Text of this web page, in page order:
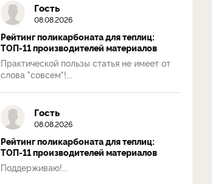
Гость
08.08.2026
Рейтинг поликарбоната для теплиц:
ТОП-11 производителей материалов
Практической пользы статья не имеет от
слова "совсем"!...
Гость
08.08.2026
Рейтинг поликарбоната для теплиц:
ТОП-11 производителей материалов
Поддерживаю!...